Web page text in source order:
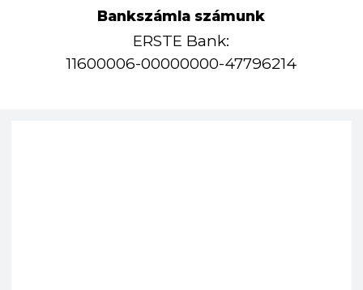
Bankszámla számunk
ERSTE Bank:
11600006-00000000-47796214